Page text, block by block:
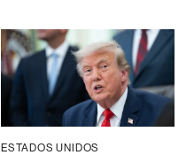
ESTADOS UNIDOS